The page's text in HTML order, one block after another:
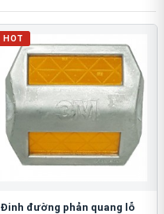
HOT
Đinh đường phản quang lỗ